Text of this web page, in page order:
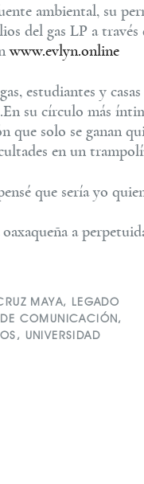
ambiental, su
del gas LP a
www.evlyn.online
estudiantes y
su círculo más
que solo se ganan
en un
que sería yo
a
MAYA, LEGADO
COMUNICACIÓN,
, UNIVERSIDAD